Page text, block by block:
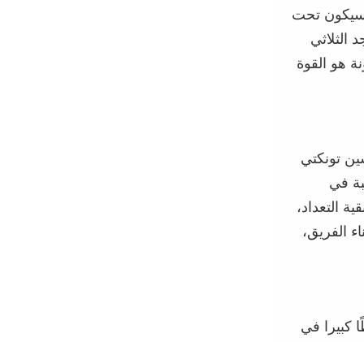
تحت
الثلاثي
هو القوة
تونكتي
في
التعداد،
الفريق،
كبيرا في